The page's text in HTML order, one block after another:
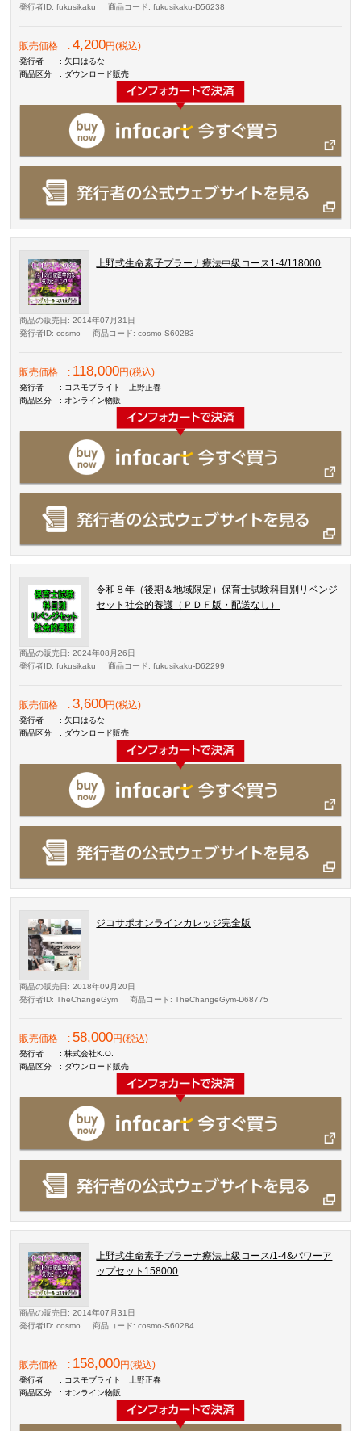
発行者ID: fukusikaku 商品コード: fukusikaku-D56238
販売価格 :4,200円(税込)
発行者
: 矢口はるな
商品区分
: ダウンロード販売
上野式生命素子プラーナ療法中級コース1-4/118000
商品の販売日 : 2014年07月31日
発行者ID: cosmo 商品コード: cosmo-S60283
販売価格 : 118,000円(税込)
発行者
: コスモブライト 上野正春
商品区分
: オンライン物販
令和８年（後期＆地域限定）保育士試験科目別リベンジ
セット社会的養護（ＰＤＦ版・配送なし）
商品の販売日 : 2024年08月26日
発行者ID: fukusikaku 商品コード: fukusikaku-D62299
販売価格 :3,600円(税込)
発行者
: 矢口はるな
商品区分
: ダウンロード販売
ジコサポオンラインカレッジ完全版
商品の販売日 : 2018年09月20日
発行者ID: TheChangeGym 商品コード: TheChangeGym-D68775
販売価格 : 58,000円(税込)
発行者
: 株式会社K.O.
商品区分
: ダウンロード販売
上野式生命素子プラーナ療法上級コース/1-4&パワーア
ップセット158000
商品の販売日 : 2014年07月31日
発行者ID: cosmo 商品コード: cosmo-S60284
販売価格 : 158,000円(税込)
発行者
: コスモブライト 上野正春
商品区分
: オンライン物販